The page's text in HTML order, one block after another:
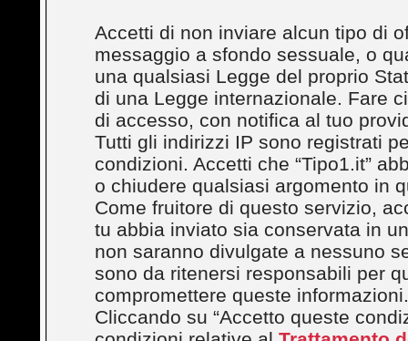
Accetti di non inviare alcun tipo di
messaggio a sfondo sessuale, o
una qualsiasi Legge del proprio
di una Legge internazionale. Fare
di accesso, con notifica al tuo
Tutti gli indirizzi IP sono registrati
condizioni. Accetti che “Tipo1.it”
o chiudere qualsiasi argomento in
Come fruitore di questo servizio,
tu abbia inviato sia conservata in
non saranno divulgate a nessuno
sono da ritenersi responsabili per
compromettere queste informazioni.
Cliccando su “Accetto queste